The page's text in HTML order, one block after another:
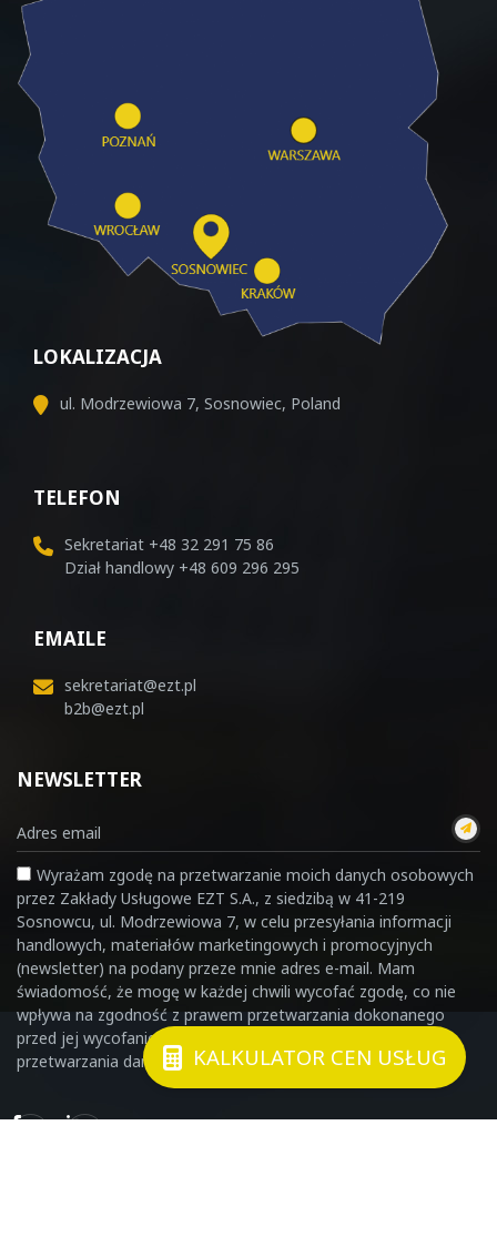
LOKALIZACJA
ul. Modrzewiowa 7, Sosnowiec, Poland
TELEFON
Sekretariat +48 32 291 75 86
Dział handlowy +48 609 296 295
EMAILE
sekretariat@ezt.pl
b2b@ezt.pl
NEWSLETTER
Wyrażam zgodę na przetwarzanie moich danych osobowych
przez Zakłady Usługowe EZT S.A., z siedzibą w 41-219
Sosnowcu, ul. Modrzewiowa 7, w celu przesyłania informacji
handlowych, materiałów marketingowych i promocyjnych
(newsletter) na podany przeze mnie adres e-mail. Mam
świadomość, że mogę w każdej chwili wycofać zgodę, co nie
wpływa na zgodność z prawem przetwarzania dokonanego
przed jej wycofaniem. Szczegółowe informacje dotyczące
przetwarzania danych osobowych znajdzieszTUTAJ
KALKULATOR CEN USŁUG